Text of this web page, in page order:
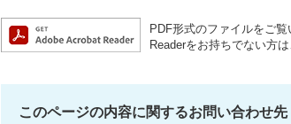
PDF形式のファイルをご覧
Readerをお持ちでない方
このページの内容に関するお問い合わせ先